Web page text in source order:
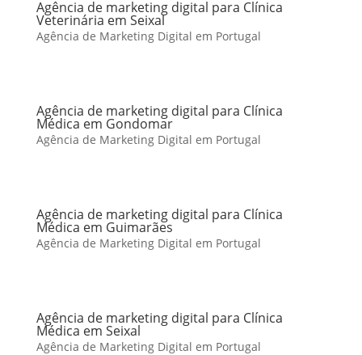
Agência de marketing digital para Clínica
Veterinária em Seixal
Agência de Marketing Digital em Portugal
Agência de marketing digital para Clínica
Médica em Gondomar
Agência de Marketing Digital em Portugal
Agência de marketing digital para Clínica
Médica em Guimarães
Agência de Marketing Digital em Portugal
Agência de marketing digital para Clínica
Médica em Seixal
Agência de Marketing Digital em Portugal